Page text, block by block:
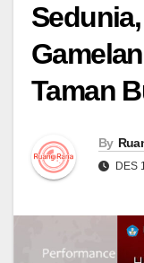
Taman
By
DES